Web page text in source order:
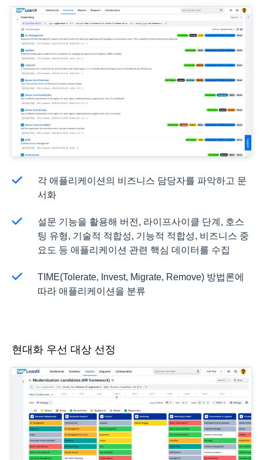
각 애플리케이션의 비즈니스 담당자를 파악하고 문
서화
설문 기능을 활용해 버전, 라이프사이클 단계, 호스
팅 유형, 기술적 적합성, 기능적 적합성, 비즈니스 중
요도 등 애플리케이션 관련 핵심 데이터를 수집
TIME(Tolerate, Invest, Migrate, Remove) 방법론에
따라 애플리케이션을 분류
현대화 우선 대상 선정